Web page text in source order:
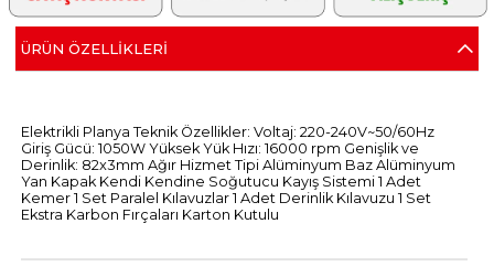
ÜRÜN ÖZELLIKLERI
Elektrikli Planya Teknik Özellikler: Voltaj: 220-240V~50/60Hz
Giriş Gücü: 1050W Yüksek Yük Hızı: 16000 rpm Genişlik ve
Derinlik: 82x3mm Ağır Hizmet Tipi Alüminyum Baz Alüminyum
Yan Kapak Kendi Kendine Soğutucu Kayış Sistemi 1 Adet
Kemer 1 Set Paralel Kılavuzlar 1 Adet Derinlik Kılavuzu 1 Set
Ekstra Karbon Fırçaları Karton Kutulu